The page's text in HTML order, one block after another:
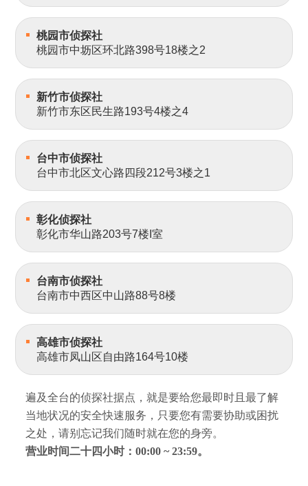
桃园市侦探社
桃园市中坜区环北路398号18楼之2
新竹市侦探社
新竹市东区民生路193号4楼之4
台中市侦探社
台中市北区文心路四段212号3楼之1
彰化侦探社
彰化市华山路203号7楼I室
台南市侦探社
台南市中西区中山路88号8楼
高雄市侦探社
高雄市凤山区自由路164号10楼
遍及全台的侦探社据点，就是要给您最即时且最了解
当地状况的安全快速服务，只要您有需要协助或困扰
之处，请别忘记我们随时就在您的身旁。
营业时间二十四小时：00:00 ~ 23:59。